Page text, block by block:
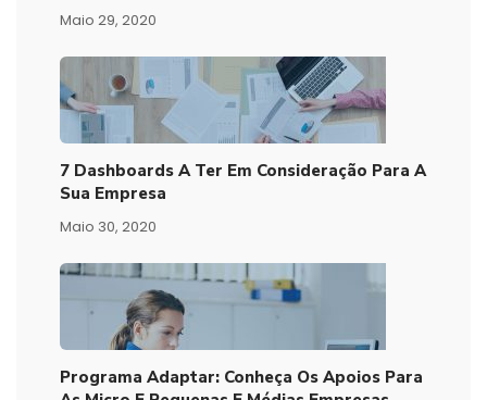
Maio 29, 2020
7 Dashboards A Ter Em Consideração Para A
Sua Empresa
Maio 30, 2020
Programa Adaptar: Conheça Os Apoios Para